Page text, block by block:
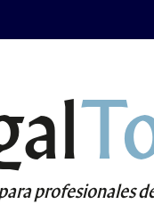
profesionales